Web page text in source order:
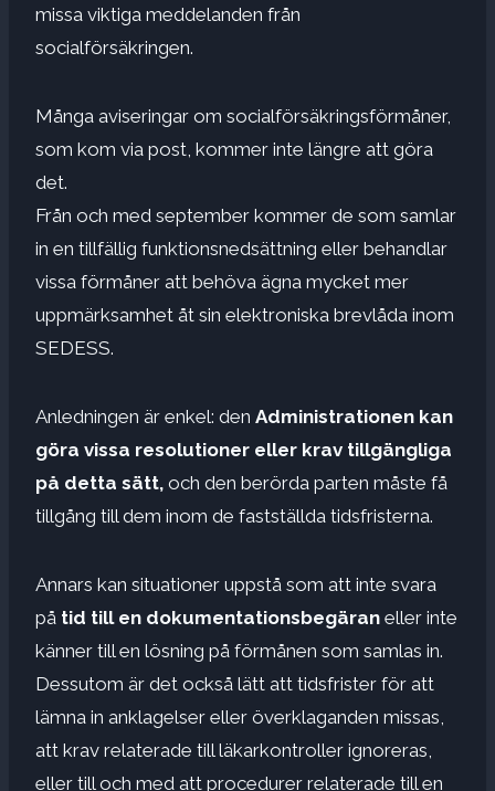
missa viktiga meddelanden från
socialförsäkringen.
Många aviseringar om socialförsäkringsförmåner,
som kom via post, kommer inte längre att göra
det.
Från och med september kommer de som samlar
in en tillfällig funktionsnedsättning eller behandlar
vissa förmåner att behöva ägna mycket mer
uppmärksamhet åt sin elektroniska brevlåda inom
SEDESS.
Anledningen är enkel: den Administrationen kan
göra vissa resolutioner eller krav tillgängliga
på detta sätt, och den berörda parten måste få
tillgång till dem inom de fastställda tidsfristerna.
Annars kan situationer uppstå som att inte svara
på tid till en dokumentationsbegäran eller inte
känner till en lösning på förmånen som samlas in.
Dessutom är det också lätt att tidsfrister för att
lämna in anklagelser eller överklaganden missas,
att krav relaterade till läkarkontroller ignoreras,
eller till och med att procedurer relaterade till en